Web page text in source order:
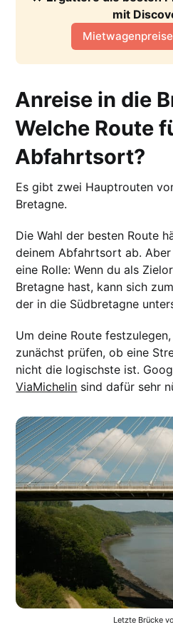
mit
Anreise in die
Welche Route
Abfahrtsort?
Es gibt zwei Hauptrouten
Bretagne.
Die Wahl der besten Route
deinem Abfahrtsort ab.
eine Rolle: Wenn du als
Bretagne hast, kann sich
der in die Südbretagne
Um deine Route
zunächst prüfen, ob eine
nicht die logischste ist.
ViaMichelin sind dafür sehr
Letzte Brücke